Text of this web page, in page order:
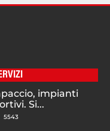
impianti
Si...
5543